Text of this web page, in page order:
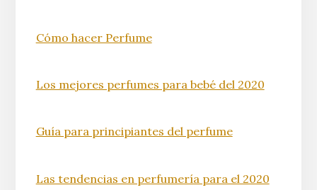
Cómo hacer Perfume
Los mejores perfumes para bebé del 2020
Guía para principiantes del perfume
Las tendencias en perfumería para el 2020